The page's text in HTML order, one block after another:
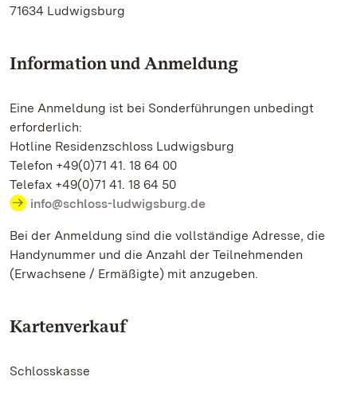
71634 Ludwigsburg
Information und Anmeldung
Eine Anmeldung ist bei Sonderführungen unbedingt
erforderlich:
Hotline Residenzschloss Ludwigsburg
Telefon +49(0)71 41. 18 64 00
Telefax +49(0)71 41. 18 64 50
info@schloss-ludwigsburg.de
Bei der Anmeldung sind die vollständige Adresse, die
Handynummer und die Anzahl der Teilnehmenden
(Erwachsene / Ermäßigte) mit anzugeben.
Kartenverkauf
Schlosskasse